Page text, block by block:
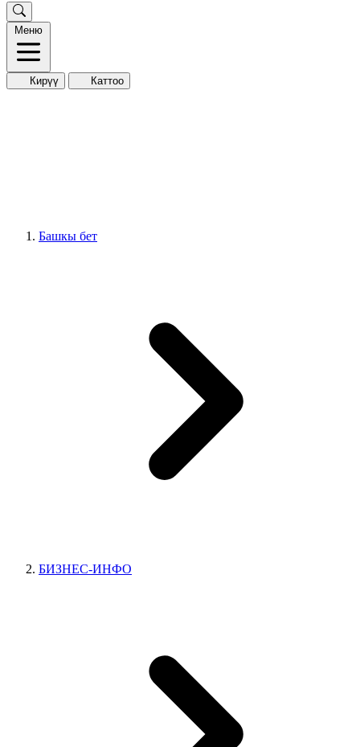
Меню
Кирүү Каттоо
Башкы бет
БИЗНЕС-ИНФО